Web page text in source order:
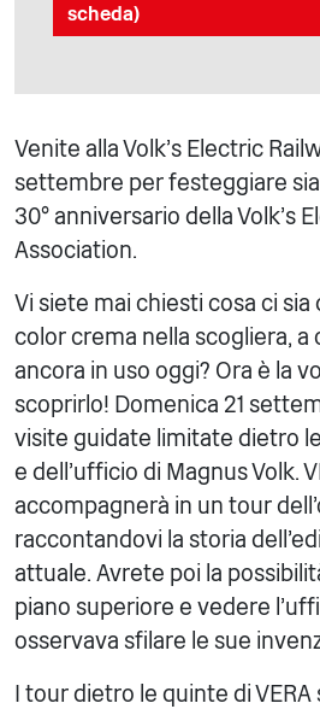
scheda)
Venite alla Volk's Electric
settembre per festeggiare sia
30° anniversario della Volk's
Association.
Vi siete mai chiesti cosa ci
color crema nella scogliera, a
ancora in uso oggi? Ora è la
scoprirlo! Domenica 21
visite guidate limitate dietro
e dell'ufficio di Magnus Volk.
accompagnerà in un tour
raccontandovi la storia
attuale. Avrete poi la
piano superiore e vedere
osservava sfilare le sue
I tour dietro le quinte di